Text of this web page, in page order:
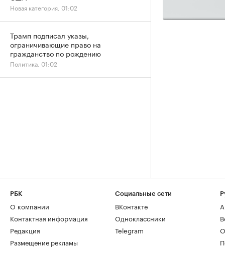
Новая категория, 01:02
Трамп подписал указы,
ограничивающие право на
гражданство по рождению
Политика, 01:02
РБК
О компании
Контактная информация
Редакция
Размещение рекламы
Социальные сети
ВКонтакте
Одноклассники
Telegram